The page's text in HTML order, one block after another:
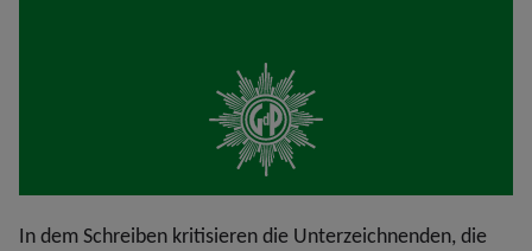
In dem Schreiben kritisieren die Unterzeichnenden, die